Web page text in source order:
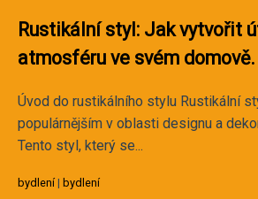
Rustikální styl: Jak vytvořit
atmosféru ve svém domově.
Úvod do rustikálního stylu Rustikální
populárnějším v oblasti designu a
Tento styl, který se...
bydlení | bydlení